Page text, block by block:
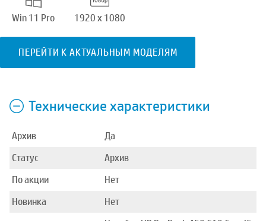
Win 11 Pro 1920 x 1080
ПЕРЕЙТИ К АКТУАЛЬНЫМ МОДЕЛЯМ
Технические характеристики
Архив
Да
Статус
Архив
По акции
Нет
Новинка
Нет